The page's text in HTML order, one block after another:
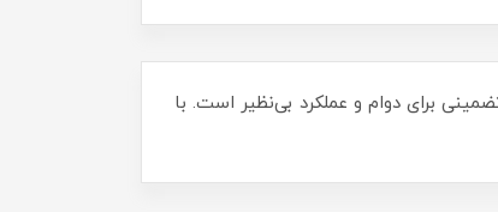
برای دوام و عملکرد بی‌نظیر است. با